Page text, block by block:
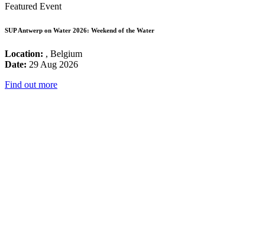
Featured Event
SUP Antwerp on Water 2026: Weekend of the Water
Location: , Belgium
Date: 29 Aug 2026
Find out more